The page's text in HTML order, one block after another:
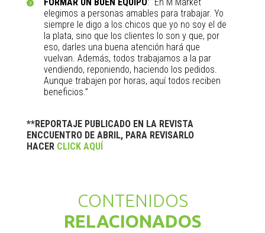
elegimos a personas amables para trabajar. Yo
siempre le digo a los chicos que yo no soy el de
la plata, sino que los clientes lo son y que, por
eso, darles una buena atención hará que
vuelvan. Además, todos trabajamos a la par
vendiendo, reponiendo, haciendo los pedidos.
Aunque trabajen por horas, aquí todos reciben
beneficios.”
**REPORTAJE PUBLICADO EN LA REVISTA
ENCCUENTRO DE ABRIL, PARA REVISARLO
HACER CLICK AQUÍ
CONTENIDOS
RELACIONADOS